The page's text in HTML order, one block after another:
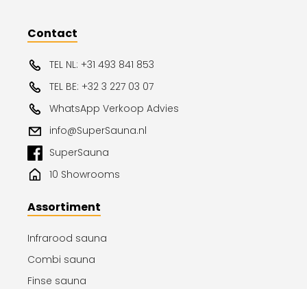
Contact
TEL NL: +31 493 841 853
TEL BE: +32 3 227 03 07
WhatsApp Verkoop Advies
info@SuperSauna.nl
SuperSauna
10 Showrooms
Assortiment
Infrarood sauna
Combi sauna
Finse sauna